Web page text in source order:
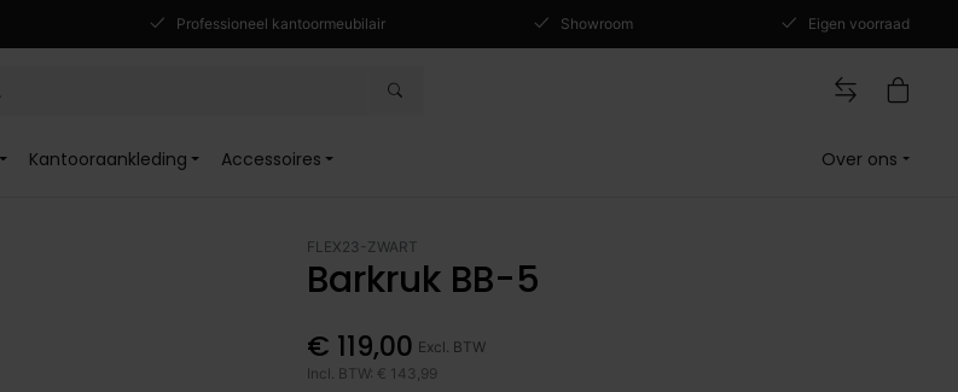
Professioneel kantoormeubilair Showroom Eigen voorraad
Kantooraankleding Accessoires Over ons
FLEX23-ZWART
Barkruk BB-5
€ 119,00 Excl. BTW
Incl. BTW: € 143,99